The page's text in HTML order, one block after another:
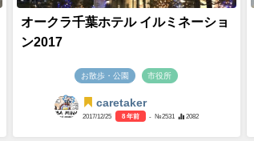
オークラ千葉ホテル イルミネーショ
ン2017
お散歩・公園 市役所
caretaker
2017/12/25 8 年前 - №2531 2082